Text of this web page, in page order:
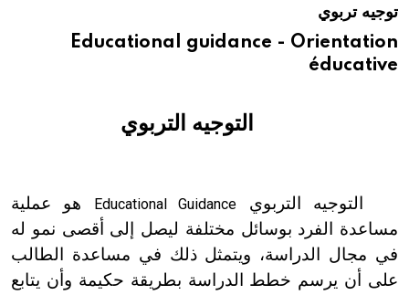
هيئة الموسوعة العربية تطلق موسوعات جديدة في عام 2026توجيه تربوي
Educational guidance - Orientation
éducative
التوجيه التربوي
التوجيه التربوي Educational Guidance
هو عملية
مساعدة الفرد بوسائل مختلفة ليصل إلى أقصى نمو له
في مجال الدراسة، ويتمثل ذلك في مساعدة الطالب
على أن يرسم خطط الدراسة بطريقة حكيمة وأن يتابع